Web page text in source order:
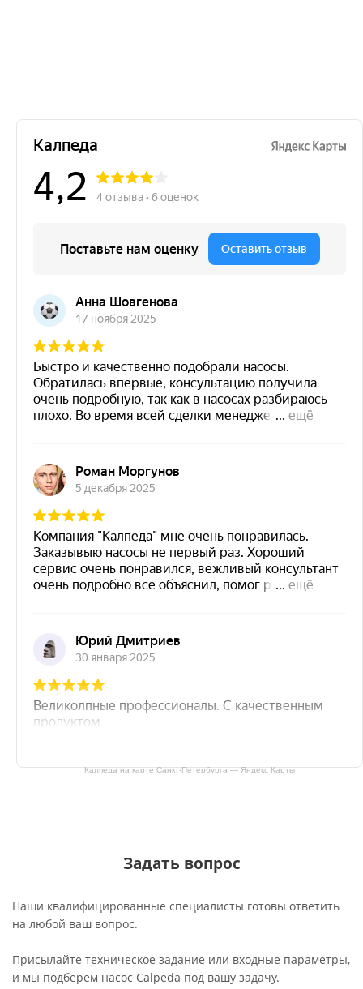
Калпеда на карте Санкт‑Петербурга — Яндекс Карты
Задать вопрос
Наши квалифицированные специалисты готовы ответить
на любой ваш вопрос.
Присылайте техническое задание или входные параметры,
и мы подберем насос Calpeda под вашу задачу.